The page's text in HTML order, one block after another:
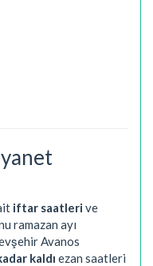
iftar saatlerive
ramazan ayı
Avanos
kaldı ezan saatleri